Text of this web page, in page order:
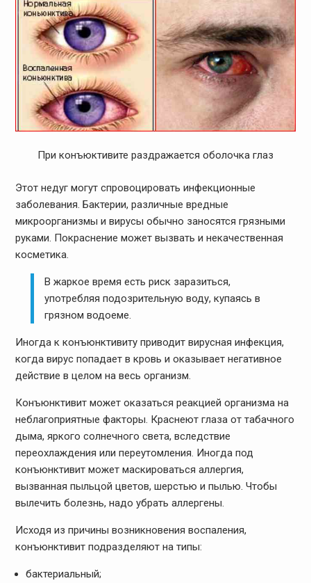
При конъюктивите раздражается оболочка глаз
Этот недуг могут спровоцировать инфекционные
заболевания. Бактерии, различные вредные
микроорганизмы и вирусы обычно заносятся грязными
руками. Покраснение может вызвать и некачественная
косметика.
В жаркое время есть риск заразиться,
употребляя подозрительную воду, купаясь в
грязном водоеме.
Иногда к конъюнктивиту приводит вирусная инфекция,
когда вирус попадает в кровь и оказывает негативное
действие в целом на весь организм.
Конъюнктивит может оказаться реакцией организма на
неблагоприятные факторы. Краснеют глаза от табачного
дыма, яркого солнечного света, вследствие
переохлаждения или переутомления. Иногда под
конъюнктивит может маскироваться аллергия,
вызванная пыльцой цветов, шерстью и пылью. Чтобы
вылечить болезнь, надо убрать аллергены.
Исходя из причины возникновения воспаления,
конъюнктивит подразделяют на типы:
бактериальный;